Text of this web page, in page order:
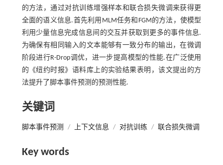
的方法，通过对抗训练增强样本和联合损失微调来获得更
全面的语义信息.首先利用MLM任务和FGM的方法，使模型
利用少量信息完成信息间的交互并获取到更多的事件信息.
为确保有相同输入的文本能够有一致分布的输出，在微调
阶段进行R-Drop调优，进一步提高模型的性能.在广泛使用
的《纽约时报》语料库上的实验结果表明，该文提出的方
法提升了脚本事件预测的预测性能.
关键词
脚本事件预测 / 上下文信息 / 对抗训练 / 联合损失微调
Key words